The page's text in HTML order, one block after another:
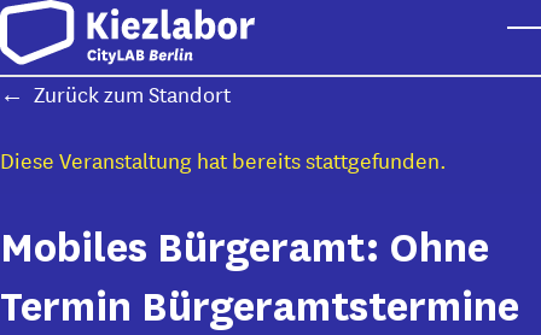
Skip to main content
Zurück zum Standort
Diese Veranstaltung hat bereits stattgefunden.
Mobiles Bürgeramt: Ohne
Termin Bürgeramtstermine